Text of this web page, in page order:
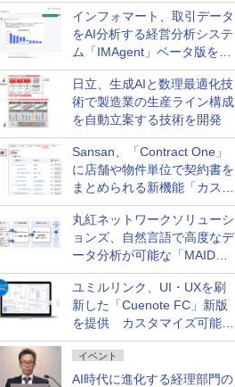
インフォマート、取引データ
をAI分析する経営分析システ
ム「IMAgent」ベータ版を提
供
日立、生成AIと数理最適化技
術で製造業の生産ライン構成
を自動立案する技術を開発
Sansan、「Contract One」
に店舗や物件単位で契約書を
まとめられる新機能「カスタ
ム契約ツリー」を追加
丸紅ネットワークソリューシ
ョンズ、自然言語で高度なデ
ータ分析が可能な「MAIDOA
AI ASSIST」を9月より提供
ユミルリンク、UI・UXを刷
新した「Cuenote FC」新版
を提供 カスタマイズ可能な
ダッシュボード画面を搭載
イベント
AI時代に進化する経理部門の